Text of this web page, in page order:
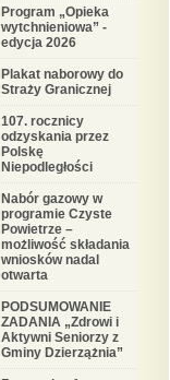
Program „Opieka
wytchnieniowa” -
edycja 2026
Plakat naborowy do
Straży Granicznej
107. rocznicy
odzyskania przez
Polskę
Niepodległości
Nabór gazowy w
programie Czyste
Powietrze –
możliwość składania
wniosków nadal
otwarta
PODSUMOWANIE
ZADANIA „Zdrowi i
Aktywni Seniorzy z
Gminy Dzierzążnia”